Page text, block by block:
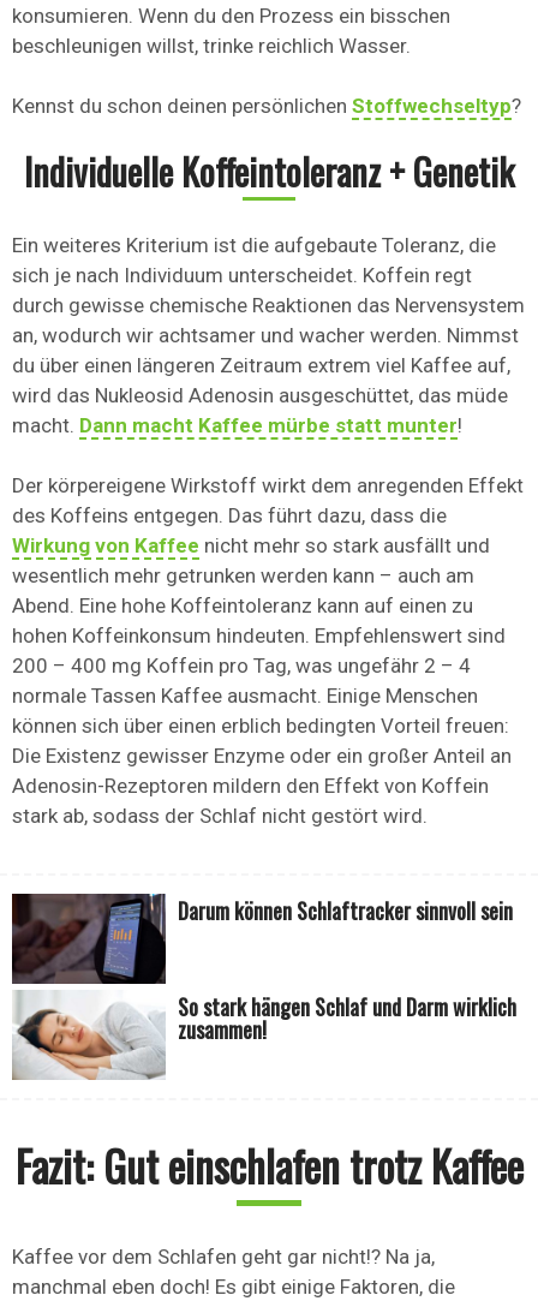
konsumieren. Wenn du den Prozess ein bisschen
beschleunigen willst, trinke reichlich Wasser.
Kennst du schon deinen persönlichen Stoffwechseltyp?
Individuelle Koffeintoleranz + Genetik
Ein weiteres Kriterium ist die aufgebaute Toleranz, die
sich je nach Individuum unterscheidet. Koffein regt
durch gewisse chemische Reaktionen das Nervensystem
an, wodurch wir achtsamer und wacher werden. Nimmst
du über einen längeren Zeitraum extrem viel Kaffee auf,
wird das Nukleosid Adenosin ausgeschüttet, das müde
macht. Dann macht Kaffee mürbe statt munter!
Der körpereigene Wirkstoff wirkt dem anregenden Effekt
des Koffeins entgegen. Das führt dazu, dass die
Wirkung von Kaffee nicht mehr so stark ausfällt und
wesentlich mehr getrunken werden kann – auch am
Abend. Eine hohe Koffeintoleranz kann auf einen zu
hohen Koffeinkonsum hindeuten. Empfehlenswert sind
200 – 400 mg Koffein pro Tag, was ungefähr 2 – 4
normale Tassen Kaffee ausmacht. Einige Menschen
können sich über einen erblich bedingten Vorteil freuen:
Die Existenz gewisser Enzyme oder ein großer Anteil an
Adenosin-Rezeptoren mildern den Effekt von Koffein
stark ab, sodass der Schlaf nicht gestört wird.
Darum können Schlaftracker sinnvoll sein
So stark hängen Schlaf und Darm wirklich
zusammen!
Fazit: Gut einschlafen trotz Kaffee
Kaffee vor dem Schlafen geht gar nicht!? Na ja,
manchmal eben doch! Es gibt einige Faktoren, die